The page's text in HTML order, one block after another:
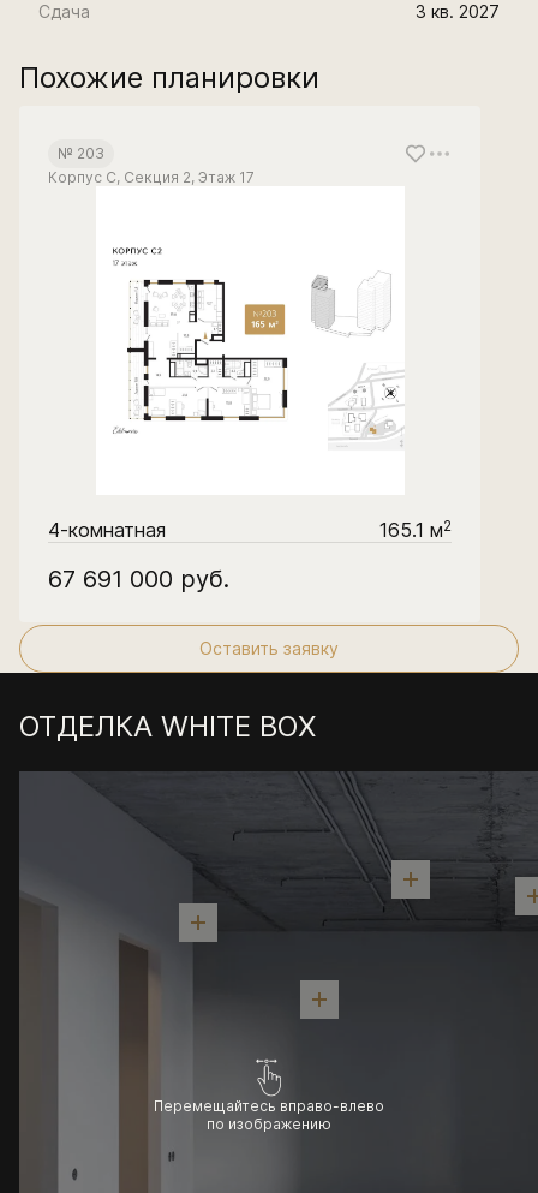
Сдача
3 кв. 2027
Похожие планировки
№ 203
Корпус С, Секция 2, Этаж 17
4-комнатная 165.1 м2
67 691 000 руб.
Оставить заявку
ОТДЕЛКА WHITE BOX
Перемещайтесь вправо-влево
по изображению